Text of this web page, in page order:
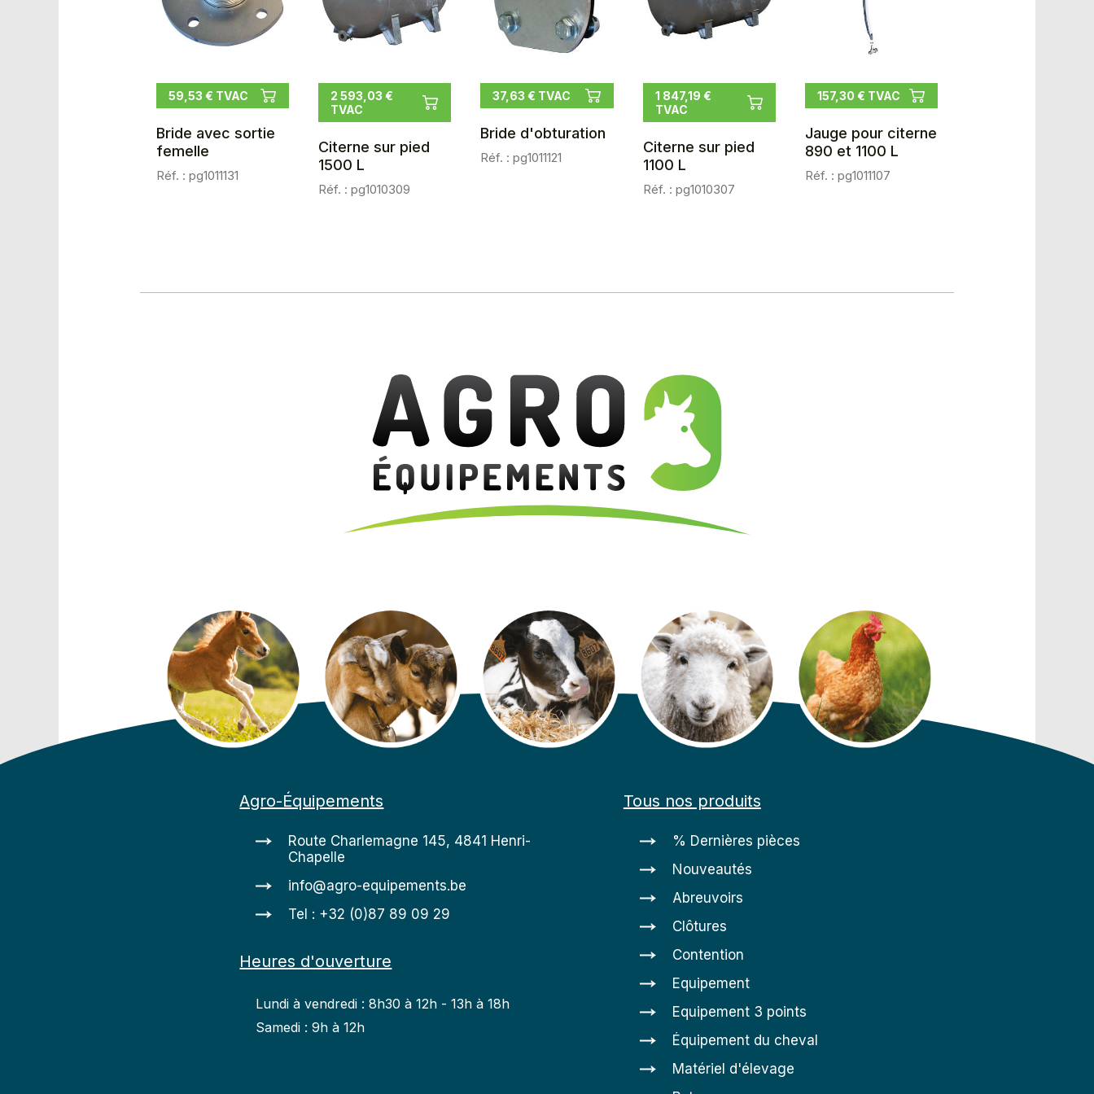
59,53 € TVAC
Bride avec sortie
femelle
Réf. : pg1011131
2 593,03 €
TVAC
Citerne sur pied
1500 L
Réf. : pg1010309
37,63 € TVAC
Bride d'obturation
Réf. : pg1011121
1 847,19 €
TVAC
Citerne sur pied
1100 L
Réf. : pg1010307
157,30 € TVAC
Jauge pour citerne
890 et 1100 L
Réf. : pg1011107
Agro-Équipements
Route Charlemagne 145, 4841 Henri-
Chapelle
info@agro-equipements.be
Tel : +32 (0)87 89 09 29
Heures d'ouverture
Lundi à vendredi : 8h30 à 12h - 13h à 18h
Samedi : 9h à 12h
Tous nos produits
% Dernières pièces
Nouveautés
Abreuvoirs
Clôtures
Contention
Equipement
Equipement 3 points
Équipement du cheval
Matériel d'élevage